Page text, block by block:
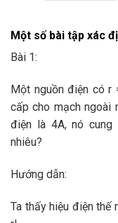
Một số bài tập xác
Bài 1:
Một nguồn điện có r
cấp cho mạch ngoài
điện là 4A, nó
nhiêu?
Hướng dẫn:
Ta thấy hiệu điện thế